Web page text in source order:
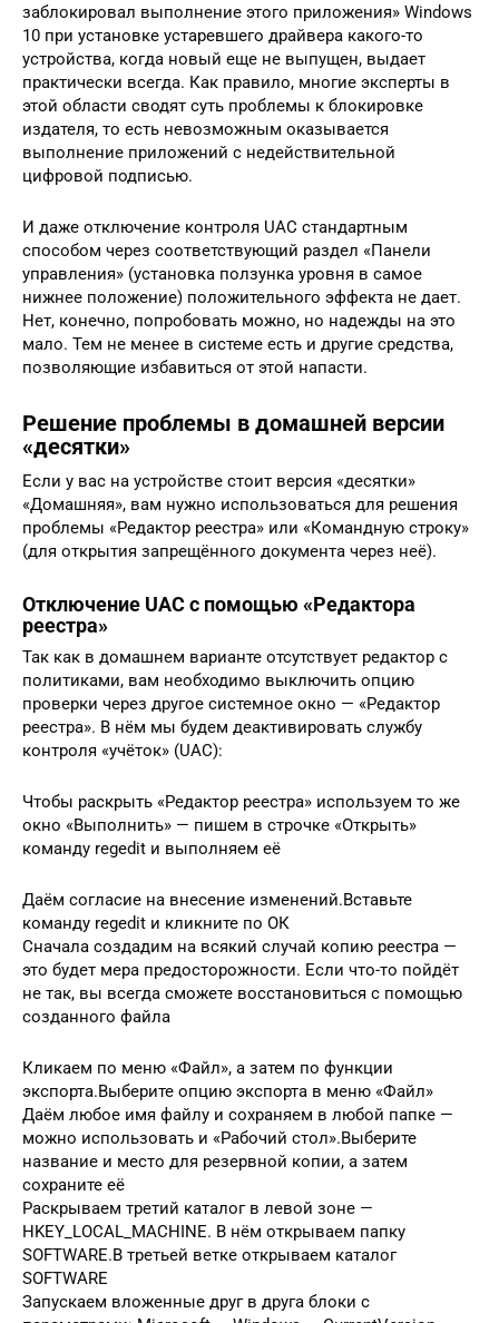
заблокировал выполнение этого приложения» Windows
10 при установке устаревшего драйвера какого-то
устройства, когда новый еще не выпущен, выдает
практически всегда. Как правило, многие эксперты в
этой области сводят суть проблемы к блокировке
издателя, то есть невозможным оказывается
выполнение приложений с недействительной
цифровой подписью.
И даже отключение контроля UAC стандартным
способом через соответствующий раздел «Панели
управления» (установка ползунка уровня в самое
нижнее положение) положительного эффекта не дает.
Нет, конечно, попробовать можно, но надежды на это
мало. Тем не менее в системе есть и другие средства,
позволяющие избавиться от этой напасти.
Решение проблемы в домашней версии
«десятки»
Если у вас на устройстве стоит версия «десятки»
«Домашняя», вам нужно использоваться для решения
проблемы «Редактор реестра» или «Командную строку»
(для открытия запрещённого документа через неё).
Отключение UAC с помощью «Редактора
реестра»
Так как в домашнем варианте отсутствует редактор с
политиками, вам необходимо выключить опцию
проверки через другое системное окно — «Редактор
реестра». В нём мы будем деактивировать службу
контроля «учёток» (UAC):
Чтобы раскрыть «Редактор реестра» используем то же
окно «Выполнить» — пишем в строчке «Открыть»
команду regedit и выполняем её
Даём согласие на внесение изменений.Вставьте
команду regedit и кликните по ОК
Сначала создадим на всякий случай копию реестра —
это будет мера предосторожности. Если что-то пойдёт
не так, вы всегда сможете восстановиться с помощью
созданного файла
Кликаем по меню «Файл», а затем по функции
экспорта.Выберите опцию экспорта в меню «Файл»
Даём любое имя файлу и сохраняем в любой папке —
можно использовать и «Рабочий стол».Выберите
название и место для резервной копии, а затем
сохраните её
Раскрываем третий каталог в левой зоне —
HKEY_LOCAL_MACHINE. В нём открываем папку
SOFTWARE.В третьей ветке открываем каталог
SOFTWARE
Запускаем вложенные друг в друга блоки с